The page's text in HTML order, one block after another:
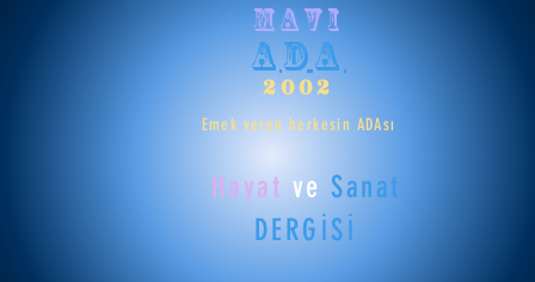
mavi
ADA
2002
Hayat ve Sanat
DERGİSİ
Emek veren herkesin ADAsı